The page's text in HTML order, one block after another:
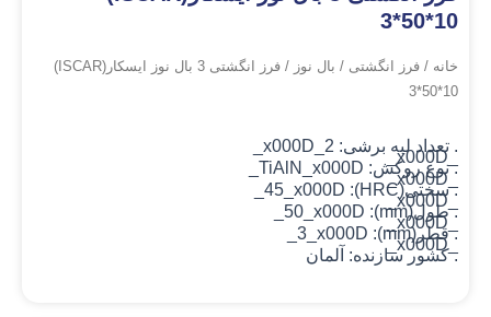
3*50*10
خانه / فرز انگشتی / بال نوز
/ فرز انگشتی 3 بال نوز ایسکار(ISCAR)
3*50*10
. تعداد لبه برشی: 2_x000D_
_x000D_
. نوع روکش: TiAlN _x000D_
_x000D_
. سختی(HRC): 45_x000D_
_x000D_
. طول(mm): 50_x000D_
_x000D_
. قطر(mm): 3_x000D_
_x000D_
. کشور سازنده: آلمان